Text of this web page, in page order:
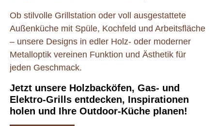
Ob stilvolle Grillstation oder voll ausgestattete
Außenküche mit Spüle, Kochfeld und Arbeitsfläche
– unsere Designs in edler Holz- oder moderner
Metalloptik vereinen Funktion und Ästhetik für
jeden Geschmack.
Jetzt unsere Holzbacköfen, Gas- und
Elektro-Grills entdecken, Inspirationen
holen und Ihre Outdoor-Küche planen!